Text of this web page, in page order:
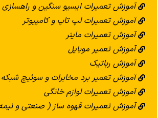
آموزش تعمیرات ایسیو سنگین و راهسازی
آموزش تعمیرات لپ تاپ و کامپیوتر
آموزش تعمیرات ماینر
آموزش تعمیر موبایل
آموزش رباتیک
آموزش تعمیر برد مخابرات و سوئیچ شبکه
آموزش تعمیرات لوازم خانگی
آموزش تعمیرات قهوه ساز ( صنعتی و